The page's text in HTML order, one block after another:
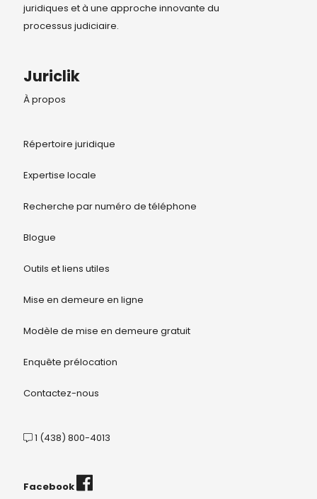
juridiques et à une approche innovante du
processus judiciaire.
Juriclik
À propos
Répertoire juridique
Expertise locale
Recherche par numéro de téléphone
Blogue
Outils et liens utiles
Mise en demeure en ligne
Modèle de mise en demeure gratuit
Enquête prélocation
Contactez-nous
1 (438) 800-4013
Facebook